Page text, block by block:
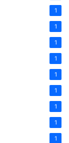
1
1
1
1
1
1
1
1
1